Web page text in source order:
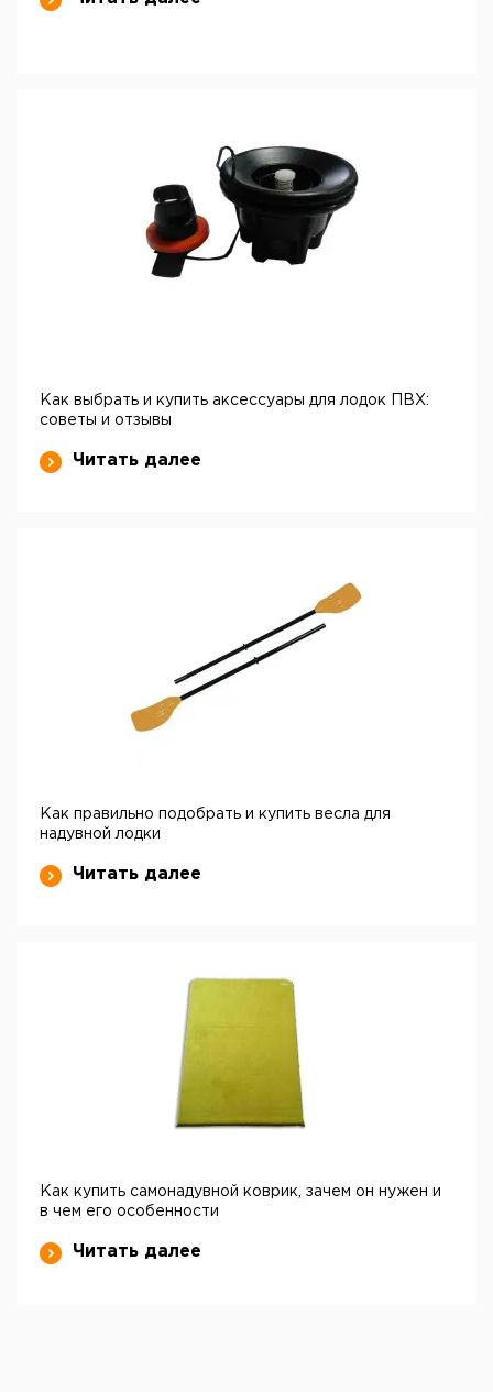
Как выбрать и купить аксессуары для лодок ПВХ:
советы и отзывы
Читать далее
Как правильно подобрать и купить весла для
надувной лодки
Читать далее
Как купить самонадувной коврик, зачем он нужен и
в чем его особенности
Читать далее